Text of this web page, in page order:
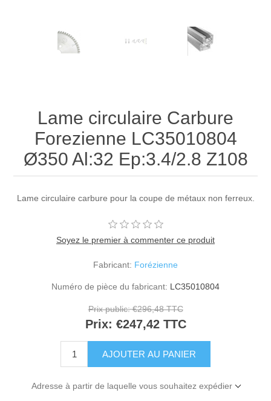
Lame circulaire Carbure
Forezienne LC35010804
Ø350 Al:32 Ep:3.4/2.8 Z108
Lame circulaire carbure pour la coupe de métaux non ferreux.
Soyez le premier à commenter ce produit
Fabricant: Forézienne
Numéro de pièce du fabricant: LC35010804
Prix public: €296,48 TTC
Prix: €247,42 TTC
Adresse à partir de laquelle vous souhaitez expédier